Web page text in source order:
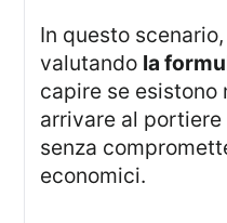
In questo scenario, la Juventus starebbe
valutando la
capire se
arrivare al portiere
senza
economici.